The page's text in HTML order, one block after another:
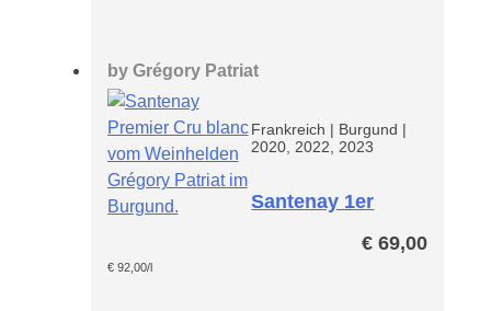
by Grégory Patriat
Frankreich | Burgund |
2020, 2022, 2023
Santenay 1er
Passetemps€ 69,00
€92,00/l